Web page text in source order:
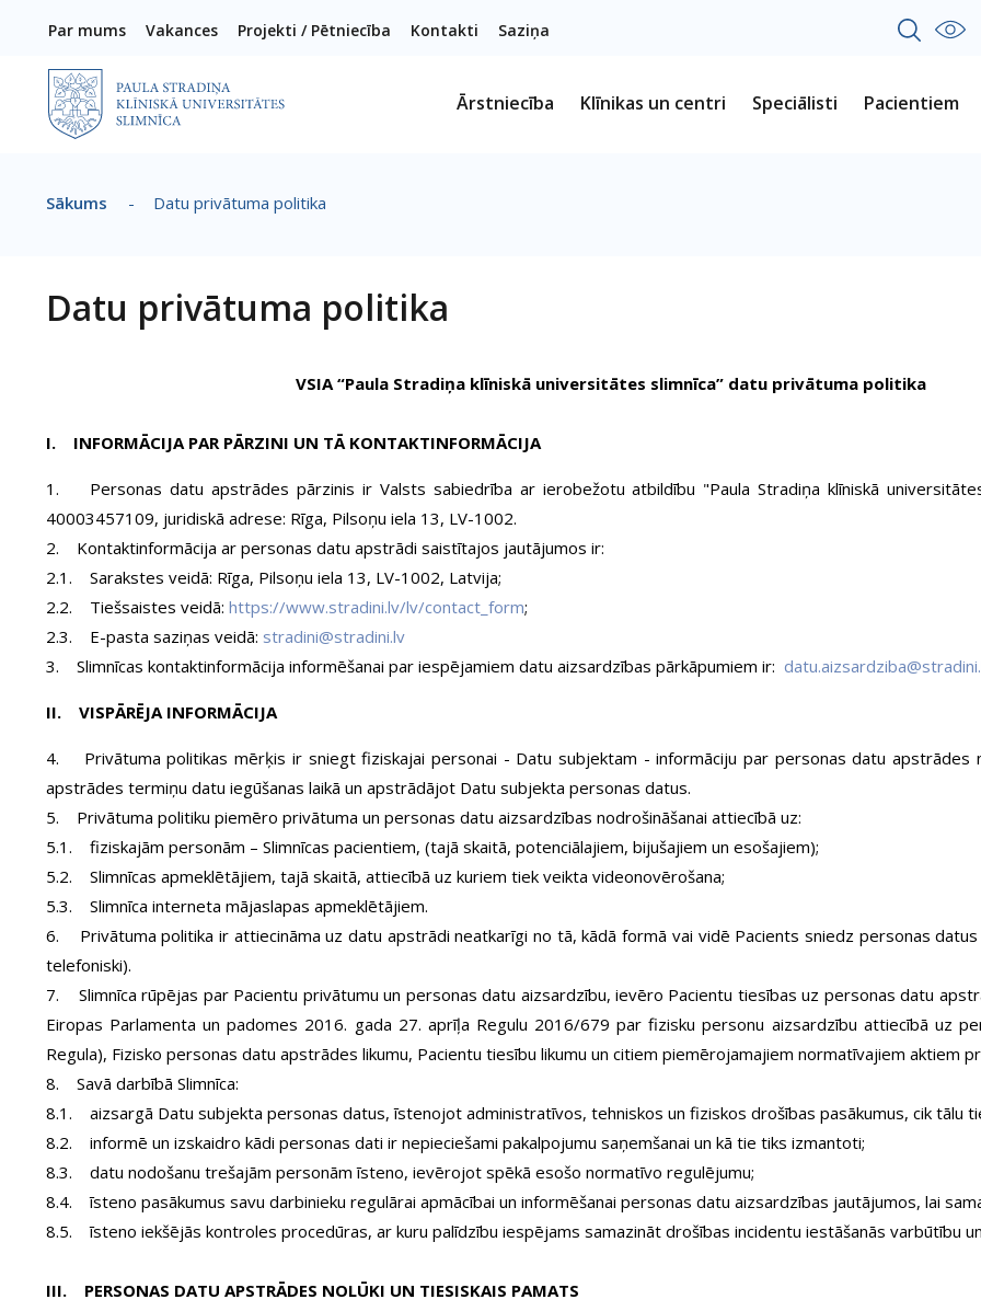
Par mums Vakances Projekti / Pētniecība Kontakti Saziņa
Ārstniecība Klīnikas un centri Speciālisti Pacientiem
Sākums - Datu privātuma politika
Datu privātuma politika
VSIA “Paula Stradiņa klīniskā universitātes slimnīca” datu privātuma politika
I. INFORMĀCIJA PAR PĀRZINI UN TĀ KONTAKTINFORMĀCIJA
1. Personas datu apstrādes pārzinis ir Valsts sabiedrība ar ierobežotu atbildību "Paula Stradiņa klīniskā
40003457109, juridiskā adrese: Rīga, Pilsoņu iela 13, LV-1002.
2. Kontaktinformācija ar personas datu apstrādi saistītajos jautājumos ir:
2.1. Sarakstes veidā: Rīga, Pilsoņu iela 13, LV-1002, Latvija;
2.2. Tiešsaistes veidā: https://www.stradini.lv/lv/contact_form;
2.3. E-pasta saziņas veidā: stradini@stradini.lv
3. Slimnīcas kontaktinformācija informēšanai par iespējamiem datu aizsardzības pārkāpumiem ir:
II. VISPĀRĒJA INFORMĀCIJA
4. Privātuma politikas mērķis ir sniegt fiziskajai personai - Datu subjektam - informāciju par personas datu apstrādes
apstrādes termiņu datu iegūšanas laikā un apstrādājot Datu subjekta personas datus.
5. Privātuma politiku piemēro privātuma un personas datu aizsardzības nodrošināšanai attiecībā uz:
5.1. fiziskajām personām – Slimnīcas pacientiem, (tajā skaitā, potenciālajiem, bijušajiem un esošajiem);
5.2. Slimnīcas apmeklētājiem, tajā skaitā, attiecībā uz kuriem tiek veikta videonovērošana;
5.3. Slimnīca interneta mājaslapas apmeklētājiem.
6. Privātuma politika ir attiecināma uz datu apstrādi neatkarīgi no tā, kādā formā vai vidē Pacients sniedz personas
telefoniski).
7. Slimnīca rūpējas par Pacientu privātumu un personas datu aizsardzību, ievēro Pacientu tiesības uz personas datu
Eiropas Parlamenta un padomes 2016. gada 27. aprīļa Regulu 2016/679 par fizisku personu aizsardzību attiecībā uz
Regula), Fizisko personas datu apstrādes likumu, Pacientu tiesību likumu un citiem piemērojamajiem normatīvajiem aktiem
8. Savā darbībā Slimnīca:
8.1. aizsargā Datu subjekta personas datus, īstenojot administratīvos, tehniskos un fiziskos drošības pasākumus, cik tālu
8.2. informē un izskaidro kādi personas dati ir nepieciešami pakalpojumu saņemšanai un kā tie tiks izmantoti;
8.3. datu nodošanu trešajām personām īsteno, ievērojot spēkā esošo normatīvo regulējumu;
8.4. īsteno pasākumus savu darbinieku regulārai apmācībai un informēšanai personas datu aizsardzības jautājumos, lai
8.5. īsteno iekšējās kontroles procedūras, ar kuru palīdzību iespējams samazināt drošības incidentu iestāšanās varbūtību
III. PERSONAS DATU APSTRĀDES NOLŪKI UN TIESISKAIS PAMATS